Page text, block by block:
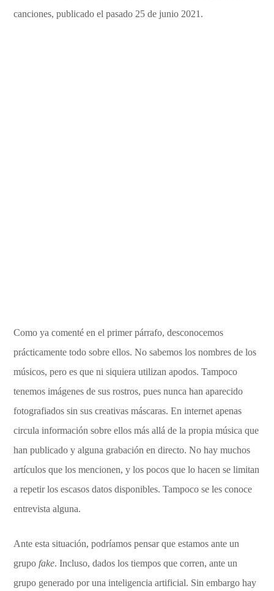
canciones, publicado el pasado 25 de junio 2021.
Como ya comenté en el primer párrafo, desconocemos
prácticamente todo sobre ellos. No sabemos los nombres de los
músicos, pero es que ni siquiera utilizan apodos. Tampoco
tenemos imágenes de sus rostros, pues nunca han aparecido
fotografiados sin sus creativas máscaras. En internet apenas
circula información sobre ellos más allá de la propia música que
han publicado y alguna grabación en directo. No hay muchos
artículos que los mencionen, y los pocos que lo hacen se limitan
a repetir los escasos datos disponibles. Tampoco se les conoce
entrevista alguna.
Ante esta situación, podríamos pensar que estamos ante un
grupo fake. Incluso, dados los tiempos que corren, ante un
grupo generado por una inteligencia artificial. Sin embargo hay